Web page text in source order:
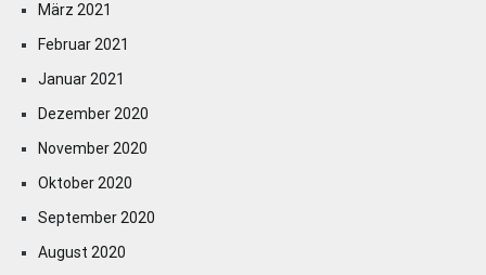
März 2021
Februar 2021
Januar 2021
Dezember 2020
November 2020
Oktober 2020
September 2020
August 2020